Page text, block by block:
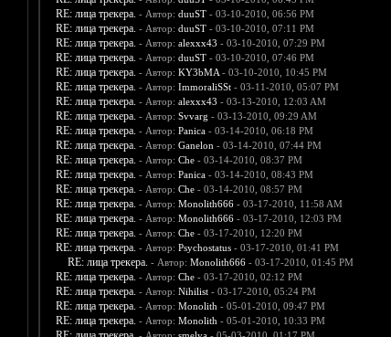
RE: лица трекера. - Автор: duuST- 03-10-2010, 06:56 PM
RE: лица трекера. - Автор: duuST- 03-10-2010, 07:11 PM
RE: лица трекера. - Автор: alexxx43 - 03-10-2010, 07:29 PM
RE: лица трекера. - Автор: duuST- 03-10-2010, 07:46 PM
RE: лица трекера. - Автор: KY3bMA- 03-10-2010, 10:45 PM
RE: лица трекера. - Автор: ImmoraliSSt- 03-11-2010, 05:07 PM
RE: лица трекера. - Автор: alexxx43 - 03-13-2010, 12:03 AM
RE: лица трекера. - Автор: Svvarg - 03-13-2010, 09:29 AM
RE: лица трекера. - Автор: Panica- 03-14-2010, 06:18 PM
RE: лица трекера. - Автор: Ganelon - 03-14-2010, 07:44 PM
RE: лица трекера. - Автор: Che- 03-14-2010, 08:37 PM
RE: лица трекера. - Автор: Panica- 03-14-2010, 08:43 PM
RE: лица трекера. - Автор: Che- 03-14-2010, 08:57 PM
RE: лица трекера. - Автор: Monolith666- 03-17-2010, 11:58 AM
RE: лица трекера. - Автор: Monolith666- 03-17-2010, 12:03 PM
RE: лица трекера. - Автор: Che- 03-17-2010, 12:20 PM
RE: лица трекера. - Автор: Psychostatus- 03-17-2010, 01:41 PM
RE: лица трекера. - Автор: Monolith666- 03-17-2010, 01:45 PM
RE: лица трекера. - Автор: Che- 03-17-2010, 02:12 PM
RE: лица трекера. - Автор: Nihilist- 03-17-2010, 05:24 PM
RE: лица трекера. - Автор: Monolith - 05-01-2010, 09:47 PM
RE: лица трекера. - Автор: Monolith - 05-01-2010, 10:33 PM